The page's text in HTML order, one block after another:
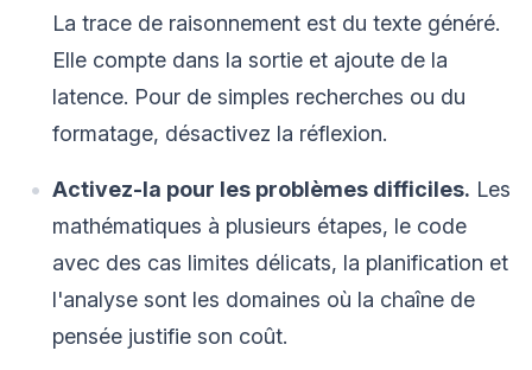
La trace de raisonnement est du texte généré.
Elle compte dans la sortie et ajoute de la
latence. Pour de simples recherches ou du
formatage, désactivez la réflexion.
Activez-la pour les problèmes difficiles. Les
mathématiques à plusieurs étapes, le code
avec des cas limites délicats, la planification et
l'analyse sont les domaines où la chaîne de
pensée justifie son coût.